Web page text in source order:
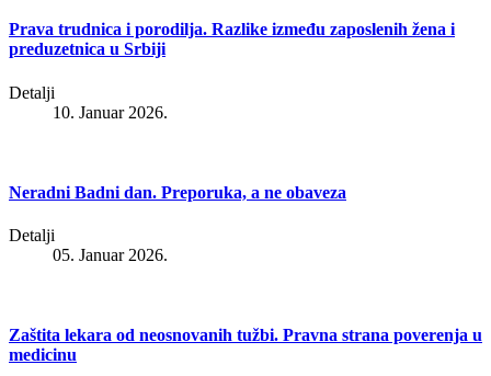
Prava trudnica i porodilja. Razlike između zaposlenih žena i
preduzetnica u Srbiji
Detalji
10. Januar 2026.
Neradni Badni dan. Preporuka, a ne obaveza
Detalji
05. Januar 2026.
Zaštita lekara od neosnovanih tužbi. Pravna strana poverenja u
medicinu